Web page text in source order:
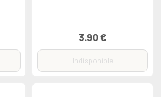
3.90 €
Indisponible